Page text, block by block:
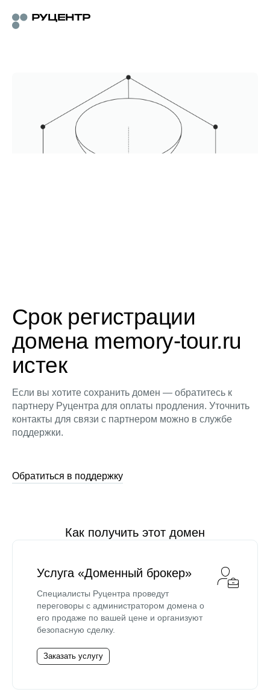
Срок регистрации
домена memory-tour.ru
истек
Если вы хотите сохранить домен — обратитесь к
партнеру Руцентра для оплаты продления. Уточнить
контакты для связи с партнером можно в службе
поддержки.
Обратиться в поддержку
Как получить этот домен
Услуга «Доменный брокер»
Специалисты Руцентра проведут
переговоры с администратором домена о
его продаже по вашей цене и организуют
безопасную сделку.
Заказать услугу